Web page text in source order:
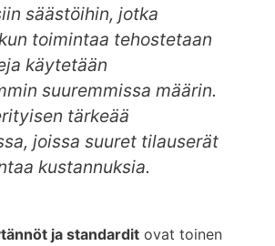
säästöihin, jotka
toimintaa tehostetaan
käytetään
suuremmissa määrin.
tärkeää
joissa suuret tilauserät
kustannuksia.
ja standardit ovat toinen